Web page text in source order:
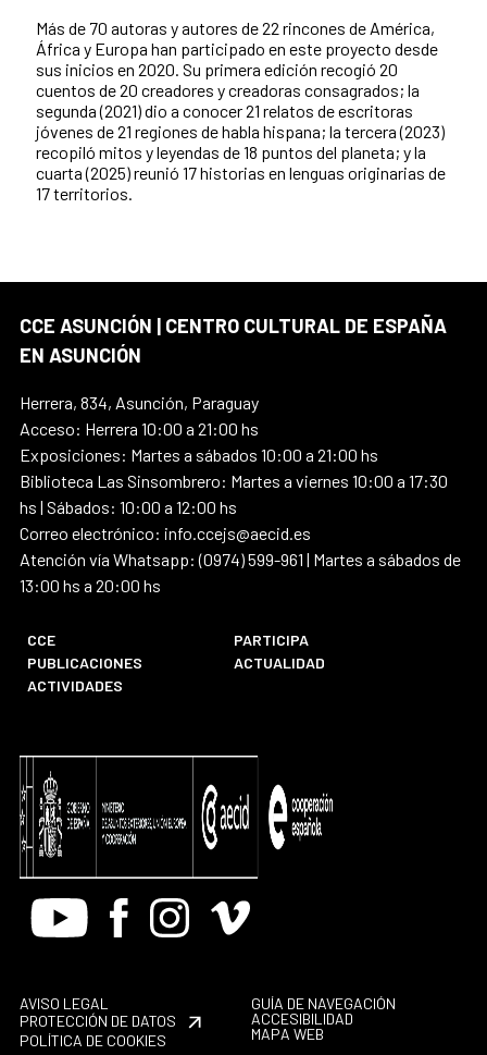
Más de 70 autoras y autores de 22 rincones de América,
África y Europa han participado en este proyecto desde
sus inicios en 2020. Su primera edición recogió 20
cuentos de 20 creadores y creadoras consagrados; la
segunda (2021) dio a conocer 21 relatos de escritoras
jóvenes de 21 regiones de habla hispana; la tercera (2023)
recopiló mitos y leyendas de 18 puntos del planeta; y la
cuarta (2025) reunió 17 historias en lenguas originarias de
17 territorios.
CCE ASUNCIÓN | CENTRO CULTURAL DE ESPAÑA
EN ASUNCIÓN
Herrera, 834, Asunción, Paraguay
Acceso: Herrera 10:00 a 21:00 hs
Exposiciones: Martes a sábados 10:00 a 21:00 hs
Biblioteca Las Sinsombrero: Martes a viernes 10:00 a 17:30
hs | Sábados: 10:00 a 12:00 hs
Correo electrónico: info.ccejs@aecid.es
Atención vía Whatsapp: (0974) 599-961 | Martes a sábados de
13:00 hs a 20:00 hs
CCE
PARTICIPA
PUBLICACIONES
ACTUALIDAD
ACTIVIDADES
Youtube FacebookInstagram
Vimeo
AVISO LEGAL
PROTECCIÓN DE DATOS
POLÍTICA DE COOKIES
GUÍA DE NAVEGACIÓN
ACCESIBILIDAD
MAPA WEB